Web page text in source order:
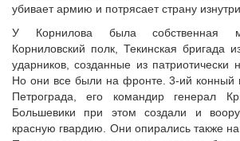
убивает армию и потрясает страну
У Корнилова была собственная
Корниловский полк, Текинская бригада
ударников, созданные из патриотически
Но они все были на фронте. 3-ий конный
Петрограда, его командир генерал
Большевики при этом создали и
красную гвардию. Они опирались также